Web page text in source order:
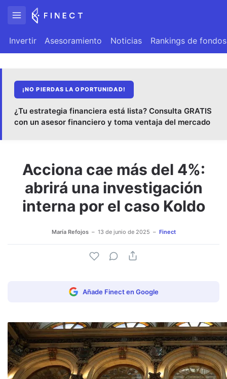
Invertir Asesoramiento Noticias Rankings de fondos
¡NO PIERDAS LA OPORTUNIDAD!
¿Tu estrategia financiera está lista? Consulta GRATIS
con un asesor financiero y toma ventaja del mercado
Acciona cae más del 4%:
abrirá una investigación
interna por el caso Koldo
María Refojos 13 de junio de 2025 Finect
Añade Finect en Google